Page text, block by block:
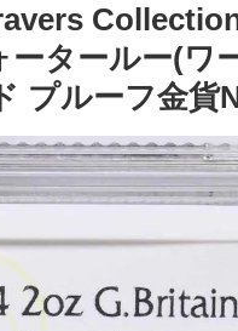
ータールー(
プルーフ金貨